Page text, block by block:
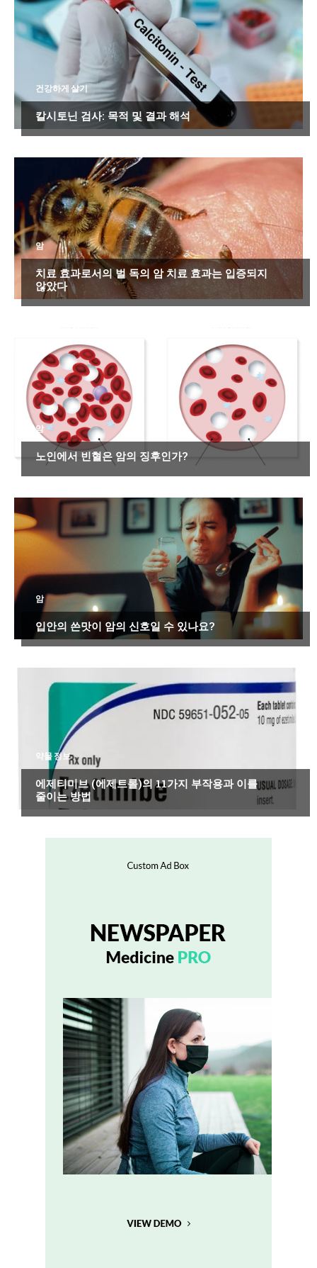
건강하게 살기
칼시토닌 검사: 목적 및 결과 해석
암
치료 효과로서의 벌 독의 암 치료 효과는 입증되지
않았다
암
노인에서 빈혈은 암의 징후인가?
암
입안의 쓴맛이 암의 신호일 수 있나요?
약물 정보
에제티미브 (에제트롤)의 11가지 부작용과 이를
줄이는 방법